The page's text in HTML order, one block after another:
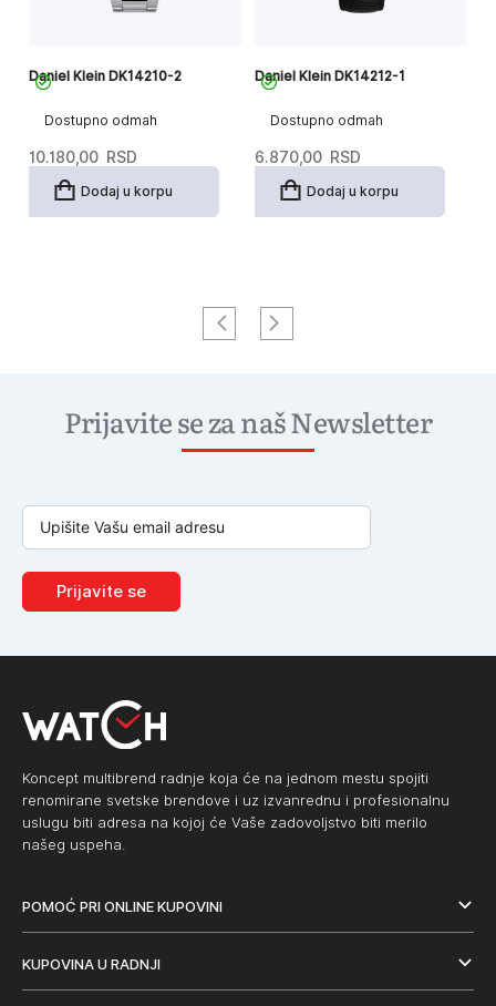
Dostupno odmah
Daniel Klein DK14210-2
10.180,00 RSD
Dodaj u korpu
Dostupno odmah
Daniel Klein DK14212-1
6.870,00 RSD
Dodaj u korpu
Prijavite se za naš Newsletter
Prijavite se
Koncept multibrend radnje koja će na jednom mestu spojiti
renomirane svetske brendove i uz izvanrednu i profesionalnu
uslugu biti adresa na kojoj će Vaše zadovoljstvo biti merilo
našeg uspeha.
POMOĆ PRI ONLINE KUPOVINI
KUPOVINA U RADNJI